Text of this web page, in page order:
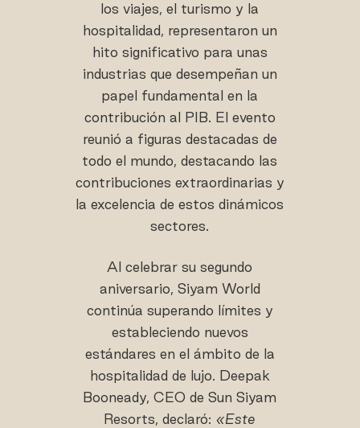
los viajes, el turismo y la
hospitalidad, representaron un
hito significativo para unas
industrias que desempeñan un
papel fundamental en la
contribución al PIB. El evento
reunió a figuras destacadas de
todo el mundo, destacando las
contribuciones extraordinarias y
la excelencia de estos dinámicos
sectores.
Al celebrar su segundo
aniversario, Siyam World
continúa superando límites y
estableciendo nuevos
estándares en el ámbito de la
hospitalidad de lujo. Deepak
Booneady, CEO de Sun Siyam
Resorts, declaró: «Este